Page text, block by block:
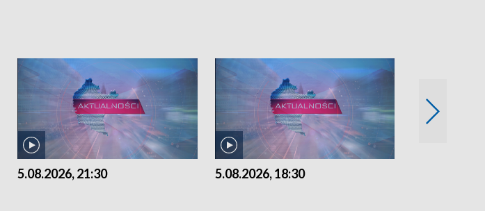
5.08.2026, 21:30 5.08.2026, 18:30